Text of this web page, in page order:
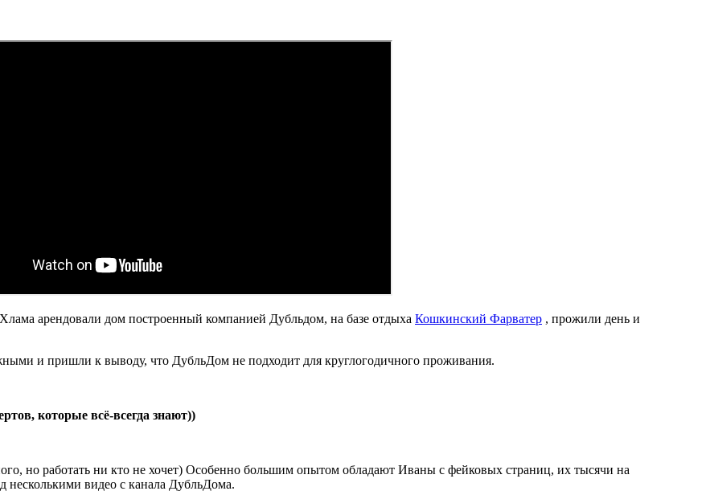
арендовали дом построенный компанией Дубльдом, на базе отдыха Кошкинский Фарватер , прожили день и
и пришли к выводу, что ДубльДом не подходит для круглогодичного проживания.
которые всё-всегда знают))
но работать ни кто не хочет) Особенно большим опытом обладают Иваны с фейковых страниц, их тысячи на
видео с канала ДубльДома.